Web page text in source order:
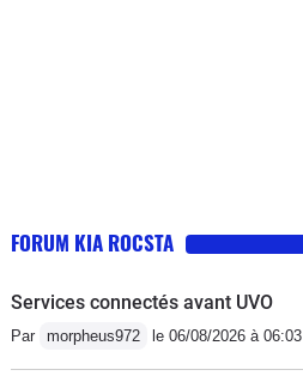
FORUM KIA ROCSTA
Services connectés avant UVO
Par morpheus972 le 06/08/2026 à 06:03